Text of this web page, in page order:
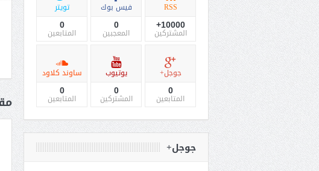
RSS
10000+
المشتركين
فيس بوك
0
المعجبين
تويتر
0
المتابعين
جوجل+
0
المتابعين
يوتيوب
0
المشتركين
ساوند كلاود
0
المتابعين
جوجل+